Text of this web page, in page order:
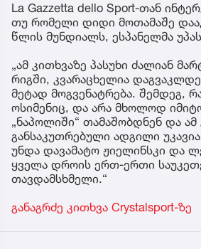
La Gazzetta dello Sport-თან
თუ რომელი დიდი მოთამაშე
წლის მუნდიალს, ესპანელმა
„ამ კითხვაზე პასუხი ძალიან
რიგში, კვარაცხელია
მეტად მოგვენატრება. შემდეგ,
ოსიმენიც, და არა მხოლოდ
„ნაპოლიში“ თამაშობდნენ და
განსაკუთრებული ადგილი
უნდა დავამატო ჟიელინსკი და
ყველა დროის ერთ-ერთი
თავდამსხმელი.“
განაგრძე კითხვა Crystalsport-ზე